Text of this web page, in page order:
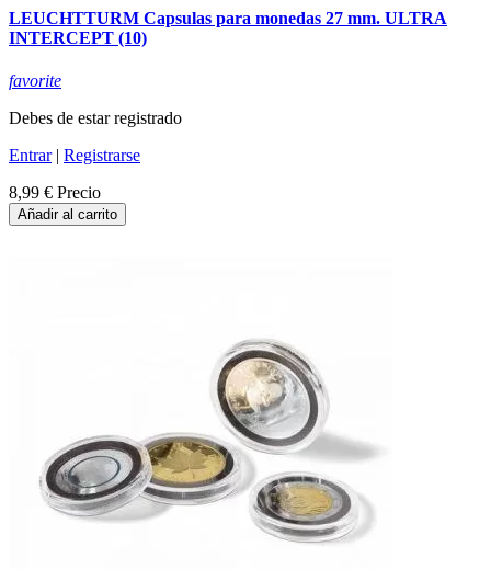
LEUCHTTURM Capsulas para monedas 27 mm. ULTRA
INTERCEPT (10)
favorite
Debes de estar registrado
Entrar| Registrarse
8,99 € Precio
Añadir al carrito